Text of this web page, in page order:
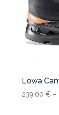
Lowa
239,00 €–